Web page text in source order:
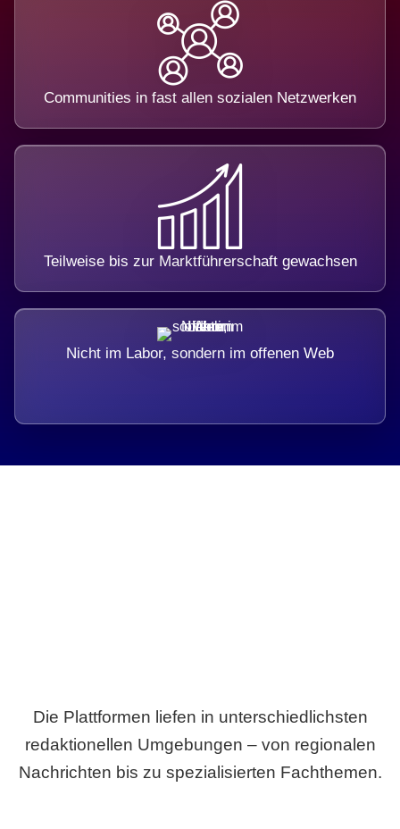
Communities in fast allen sozialen Netzwerken
Teilweise bis zur Marktführerschaft gewachsen
Nicht im Labor, sondern im offenen Web
Die Plattformen liefen in unterschiedlichsten
redaktionellen Umgebungen – von regionalen
Nachrichten bis zu spezialisierten Fachthemen.